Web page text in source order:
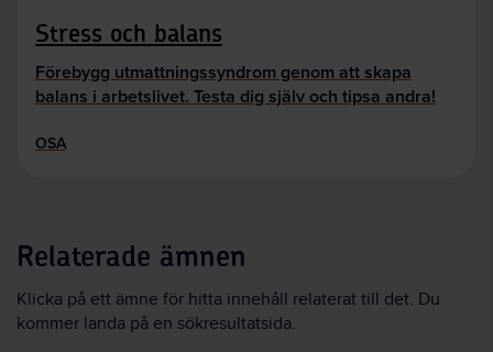
Stress och balans
Förebygg utmattningssyndrom genom att skapa
balans i arbetslivet. Testa dig själv och tipsa andra!
OSA
Relaterade ämnen
Klicka på ett ämne för hitta innehåll relaterat till det. Du
kommer landa på en sökresultatsida.